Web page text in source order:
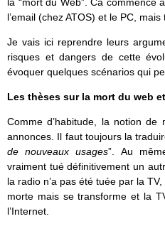
l’email (chez ATOS) et le PC, mais
Je vais ici reprendre leurs
risques et dangers de cette
évoquer quelques scénarios qui
Les thèses sur la mort du web
Comme d’habitude, la notion
annonces. Il faut toujours la
de nouveaux usages”. Au
vraiment tué définitivement un
la radio n’a pas été tuée par la
morte mais se transforme et la
l’Internet.